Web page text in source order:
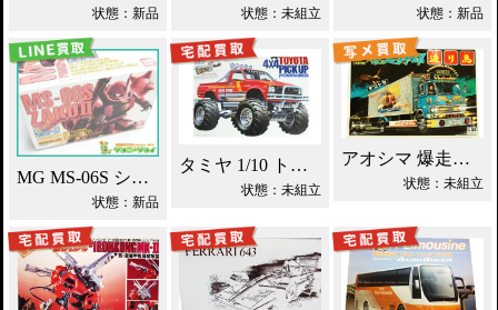
状態：新品 状態：未組立 状態：新品
MG MS-06S シャア専用ザク エクストラフィニッシュ買取！
状態：新品
タミヤ 1/10 トヨタ マウンテンライダー 買取！
状態：未組立
アオシマ 爆走野郎渡り鳥 デコトラ買取！
状態：未組立